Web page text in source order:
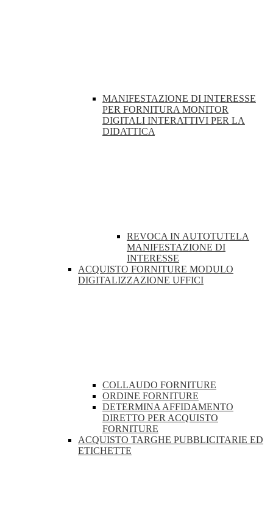
MANIFESTAZIONE DI INTERESSE
PER FORNITURA MONITOR
DIGITALI INTERATTIVI PER LA
DIDATTICA
REVOCA IN AUTOTUTELA
MANIFESTAZIONE DI
INTERESSE
ACQUISTO FORNITURE MODULO
DIGITALIZZAZIONE UFFICI
COLLAUDO FORNITURE
ORDINE FORNITURE
DETERMINA AFFIDAMENTO
DIRETTO PER ACQUISTO
FORNITURE
ACQUISTO TARGHE PUBBLICITARIE ED
ETICHETTE